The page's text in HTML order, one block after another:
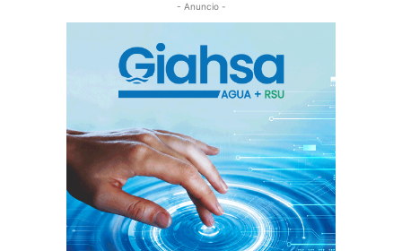
- Anuncio -